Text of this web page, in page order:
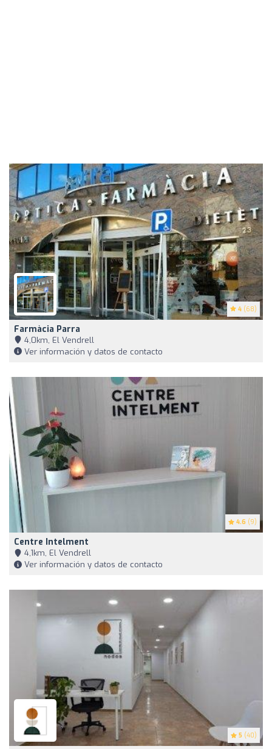
4 (68)
Farmàcia Parra
4,0km, El Vendrell
Ver información y datos de contacto
4.6 (9)
Centre Intelment
4,1km, El Vendrell
Ver información y datos de contacto
5 (40)